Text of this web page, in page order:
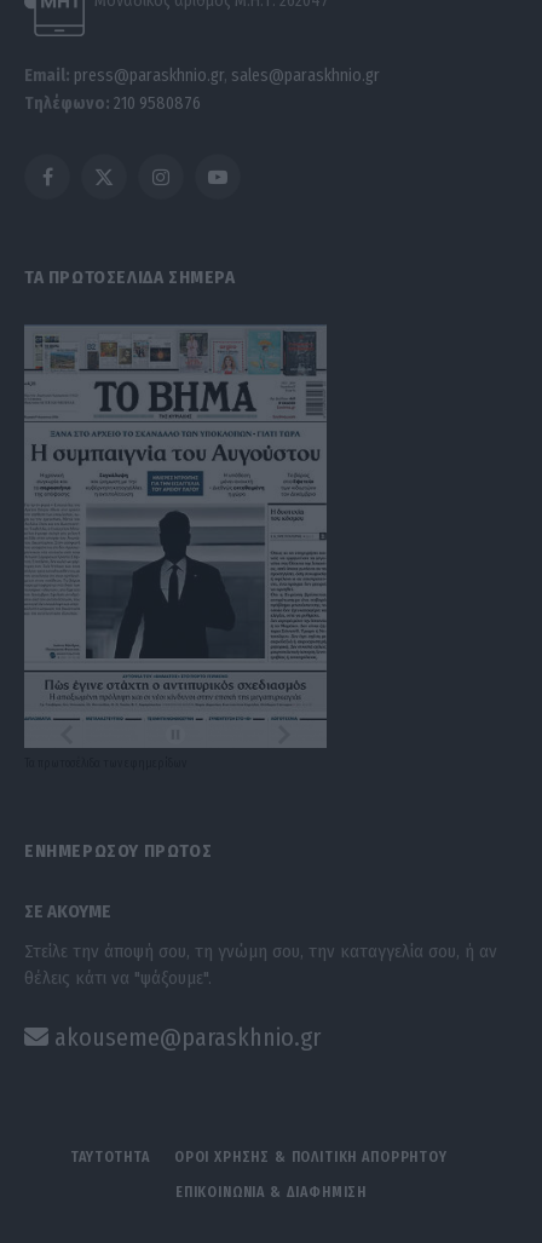
Email: press@paraskhnio.gr, sales@paraskhnio.gr
Τηλέφωνο: 210 9580876
Facebook
X
InstagramYouTube
ΤΑ ΠΡΩΤΟΣΕΛΙΔΑ ΣΗΜΕΡΑ
ΕΝΗΜΕΡΩΣΟΥ ΠΡΩΤΟΣ
ΣΕ ΑΚΟΥΜΕ
Στείλε την άποψή σου, τη γνώμη σου, την καταγγελία σου, ή αν
θέλεις κάτι να "ψάξουμε".
akouseme@paraskhnio.gr
ΤΑΥΤΟΤΗΤΑ ΟΡΟΙ ΧΡΗΣΗΣ & ΠΟΛΙΤΙΚΗ ΑΠΟΡΡΗΤΟΥ
ΕΠΙΚΟΙΝΩΝΙΑ & ΔΙΑΦΗΜΙΣΗ